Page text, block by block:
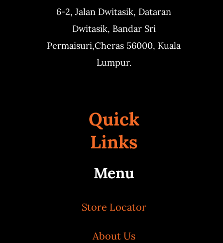
6-2, Jalan Dwitasik, Dataran
Dwitasik, Bandar Sri
Permaisuri,Cheras 56000, Kuala
Lumpur.
Quick
Links
Menu
Store Locator
About Us